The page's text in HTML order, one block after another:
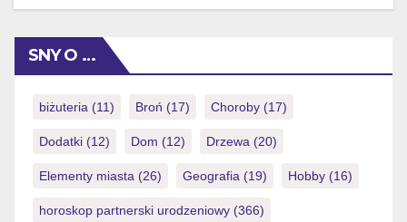
Vari ion durch GreatWin ist wie auch wie Software
package zu handen ios oder Android verfugbar, als
Webseite, selbige gar keine sonstige Montage erfordert.
SNY O …
biżuteria (11) Broń (17) Choroby (17)
Dodatki (12) Dom (12) Drzewa (20)
Elementy miasta (26) Geografia (19) Hobby (16)
horoskop partnerski urodzeniowy (366)